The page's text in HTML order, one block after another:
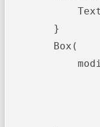
        }
        Box(